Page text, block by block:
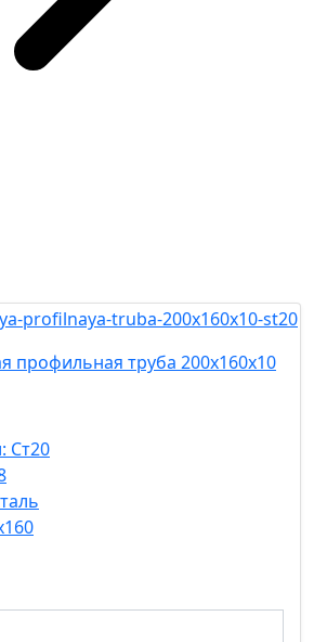
профильная труба 200х160х10
Ст20